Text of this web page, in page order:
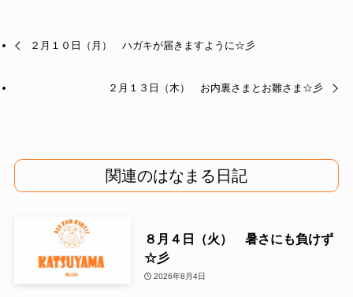
２月１０日（月） ハガキが届きますように☆彡
２月１３日（木） お内裏さまとお雛さま☆彡
関連のはなまる日記
８月４日（火） 暑さにも負けず
☆彡
2026年8月4日